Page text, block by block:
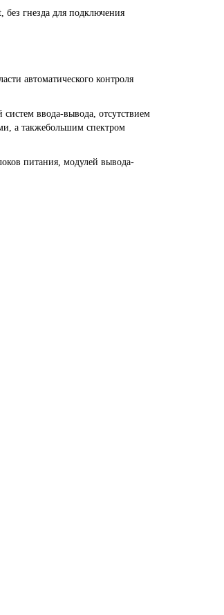
гнезда для подключения
автоматического контроля
ввода-вывода, отсутствием
а такжебольшим спектром
питания, модулей вывода-